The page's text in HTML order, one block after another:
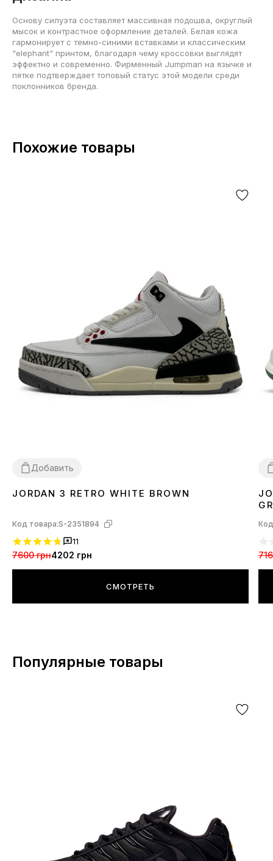
Основу силуэта составляет массивная подошва, округлый
мысок и контрастное оформление деталей. Белая кожа
гармонирует с темно-синими вставками и классическим
"elephant" принтом, благодаря чему кроссовки выглядят
эффектно и современно. Фирменный Jumpman на язычке и
пятке подтверждает топовый статус этой модели среди
поклонников бренда.
Похожие товары
Добавить
36
JORDAN 3 RETRO WHITE BROWN
Код товара:S-2351894
11
7600 грн4202 грн
СМОТРЕТЬ
Популярные товары